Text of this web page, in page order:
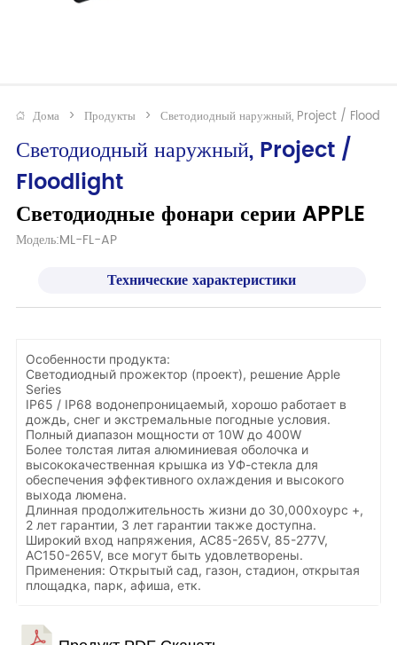
Дома > Продукты > Светодиодный наружный, Project /
Светодиодный наружный, Project /
Floodlight
Светодиодные фонари серии APPLE
Модель:ML-FL-AP
Технические характеристики
Особенности продукта:
Светодиодный прожектор (проект), решение Apple
Series
IP65 / IP68 водонепроницаемый, хорошо работает в
дождь, снег и экстремальные погодные условия.
Полный диапазон мощности от 10W до 400W
Более толстая литая алюминиевая оболочка и
высококачественная крышка из УФ-стекла для
обеспечения эффективного охлаждения и высокого
выхода люмена.
Длинная продолжительность жизни до 30,000хоурс +,
2 лет гарантии, 3 лет гарантии также доступна.
Широкий вход напряжения, AC85-265V, 85-277V,
AC150-265V, все могут быть удовлетворены.
Применения: Открытый сад, газон, стадион, открытая
площадка, парк, афиша, етк.